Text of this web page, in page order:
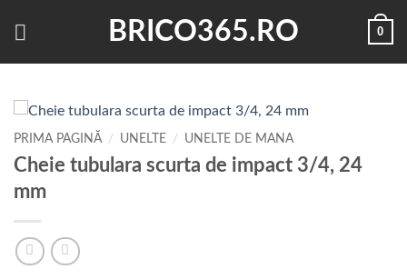
BRICO365.RO 0
PRIMA PAGINĂ / UNELTE / UNELTE DE MANA
Cheie tubulara scurta de impact 3/4, 24
mm